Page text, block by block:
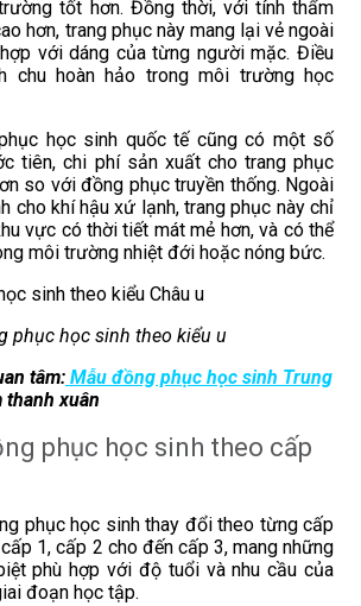
tốt hơn. Đồng thời, với tính thẩm
hơn, trang phục này mang lại vẻ ngoài
với dáng của từng người mặc. Điều
chu hoàn hảo trong môi trường học
học sinh quốc tế cũng có một số
tiên, chi phí sản xuất cho trang phục
so với đồng phục truyền thống. Ngoài
cho khí hậu xứ lạnh, trang phục này chỉ
vực có thời tiết mát mẻ hơn, và có thể
môi trường nhiệt đới hoặc nóng bức.
phục học sinh theo kiểu u
tâm: Mẫu đồng phục học sinh Trung
thanh xuân
phục học sinh theo cấp
phục học sinh thay đổi theo từng cấp
1, cấp 2 cho đến cấp 3, mang những
phù hợp với độ tuổi và nhu cầu của
đoạn học tập.